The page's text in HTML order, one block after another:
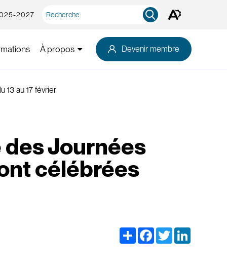
2027
rapide
Ouvrez
d'outils
d'accessibilité.
À propos Devenir membre
13 au 17 février
des Journées
célébrées
Share Facebook
Twitter